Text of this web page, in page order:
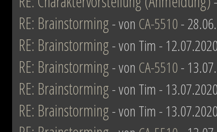
RE: Brainstorming- von CA-5510-
RE: Brainstorming- von Tim -
RE: Brainstorming- von CA-5510-
RE: Brainstorming- von Tim -
RE: Brainstorming- von Tim -